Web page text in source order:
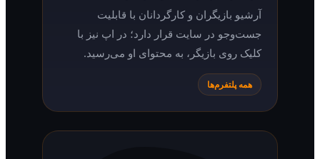
آرشیو بازیگران و کارگردانان با قابلیت
جست‌وجو در سایت قرار دارد؛ در اپ نیز با
کلیک روی بازیگر، به محتوای او می‌رسید.
همه پلتفرم‌ها